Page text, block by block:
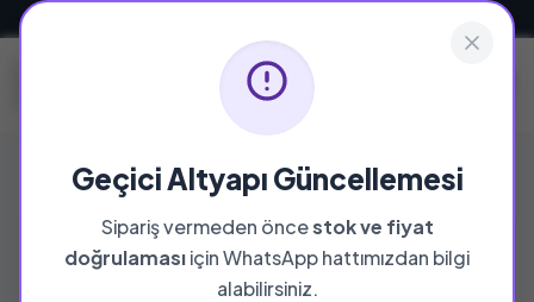
Geçici Altyapı Güncellemesi
Sipariş vermeden öncestok ve fiyat
doğrulamasıiçin WhatsApp hattımızdan bilgi
alabilirsiniz.